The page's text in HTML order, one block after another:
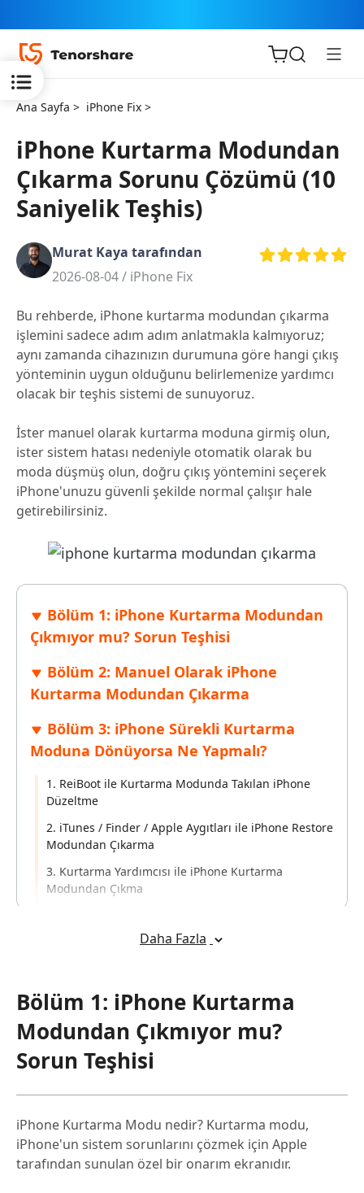
iOS için
ReiBoot
Tenorshare
PDNob
iAnyGo
Ana Sayfa > iPhone Fix >
iPhone Kurtarma Modundan
Çıkarma Sorunu Çözümü (10
Saniyelik Teşhis)
Murat Kaya tarafından
2026-08-04 / iPhone Fix
Bu rehberde, iPhone kurtarma modundan çıkarma
işlemini sadece adım adım anlatmakla kalmıyoruz;
aynı zamanda cihazınızın durumuna göre hangi çıkış
yönteminin uygun olduğunu belirlemenize yardımcı
olacak bir teşhis sistemi de sunuyoruz.
İster manuel olarak kurtarma moduna girmiş olun,
ister sistem hatası nedeniyle otomatik olarak bu
moda düşmüş olun, doğru çıkış yöntemini seçerek
iPhone'unuzu güvenli şekilde normal çalışır hale
getirebilirsiniz.
Bölüm 1: iPhone Kurtarma Modundan
Çıkmıyor mu? Sorun Teşhisi
Bölüm 2: Manuel Olarak iPhone
Kurtarma Modundan Çıkarma
Bölüm 3: iPhone Sürekli Kurtarma
Moduna Dönüyorsa Ne Yapmalı?
1. ReiBoot ile Kurtarma Modunda Takılan iPhone
Düzeltme
2. iTunes / Finder / Apple Aygıtları ile iPhone Restore
Modundan Çıkarma
3. Kurtarma Yardımcısı ile iPhone Kurtarma
Modundan Çıkma
Modundan ÇıkarmaDaha Fazla
Bölüm 1: iPhone Kurtarma
Modundan Çıkmıyor mu?
Sorun Teşhisi
iPhone Kurtarma Modu nedir? Kurtarma modu,
iPhone'un sistem sorunlarını çözmek için Apple
tarafından sunulan özel bir onarım ekranıdır.